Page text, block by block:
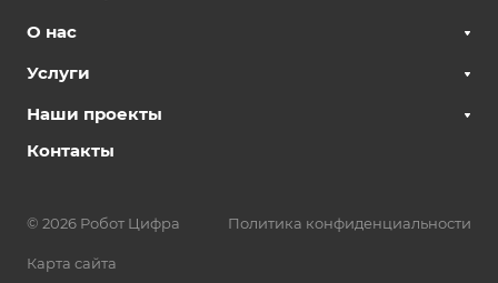
О нас
Услуги
Наши проекты
Контакты
© 2026 Робот Цифра Политика конфиденциальности
Карта сайта